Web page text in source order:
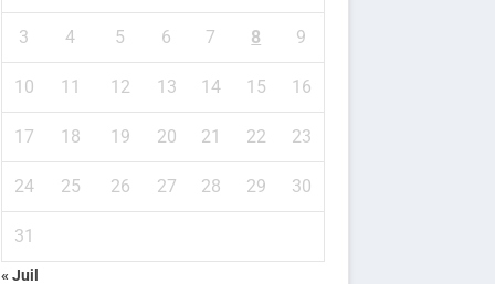
3 4 5 6 7 8 9
10 11 12 13 14 15 16
17 18 19 20 21 22 23
24 25 26 27 28 29 30
31
« Juil